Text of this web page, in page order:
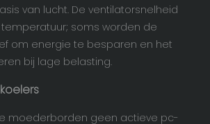
van lucht. De ventilatorsnelheid
soms worden de
om energie te besparen en het
bij lage belasting.
moederborden geen actieve pc-